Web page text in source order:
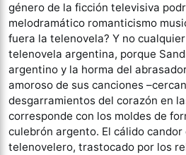
género de la ficción televisiva
melodramático romanticismo
fuera la telenovela? Y no
telenovela argentina, porque
argentino y la horma del
amoroso de sus canciones
desgarramientos del corazón en
corresponde con los moldes de
culebrón argento. El cálido
telenovelero, trastocado por los